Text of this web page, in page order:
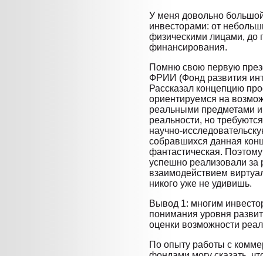
У меня довольно
инвесторами: от
физическими лицами, до
финансирования.
Помню свою первую
ФРИИ (Фонд развития
Рассказал концепцию
ориентируемся на
реальными предметами
реальности, но
научно-
собравшихся данная
фантастическая.
успешно реализовали
взаимодействием
никого уже не удивишь.
Вывод 1: многим
понимания уровня
оценки возможности
По опыту работы с